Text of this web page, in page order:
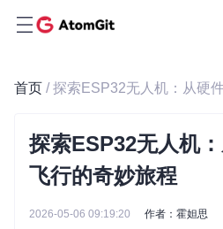
首页 / 探索ESP32无人机：从硬
探索ESP32无人机
飞行的奇妙旅程
2026-05-06 09:19:20 作者：霍妲思